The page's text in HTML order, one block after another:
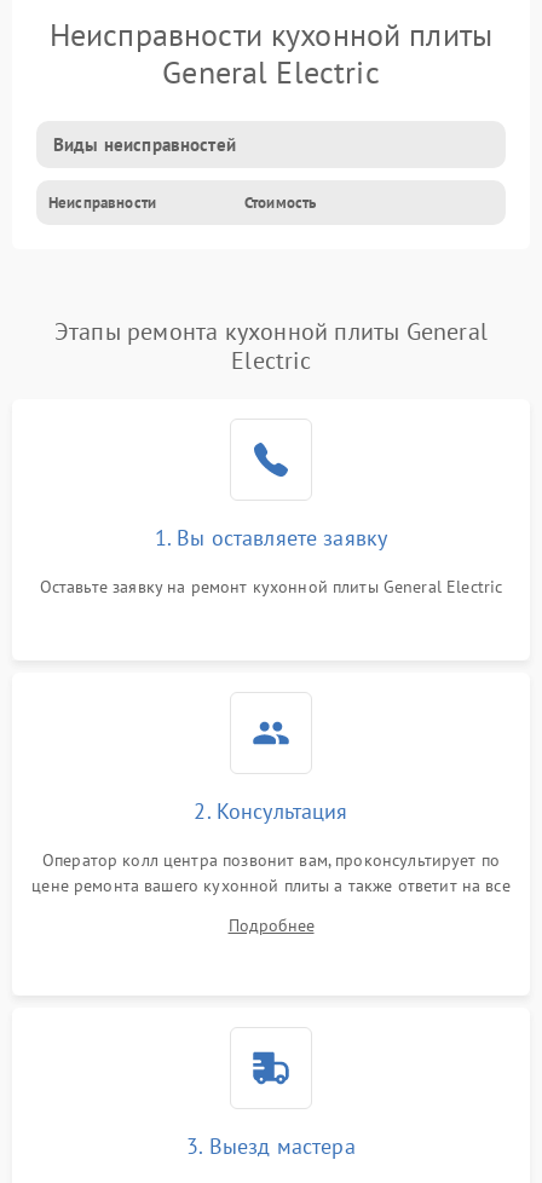
Неисправности кухонной плиты
General Electric
Виды неисправностей
Неисправности Стоимость
Этапы ремонта кухонной плиты General
Electric
1. Вы оставляете заявку
Оставьте заявку на ремонт кухонной плиты General Electric
2. Консультация
Оператор колл центра позвонит вам, проконсультирует по
цене ремонта вашего кухонной плиты а также ответит на все
Подробнее
3. Выезд мастера